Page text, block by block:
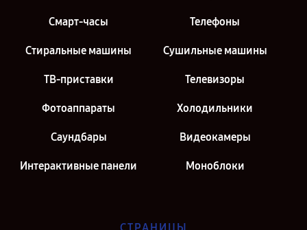
Смарт-часы Телефоны
Стиральные машины Сушильные машины
ТВ-приставки Телевизоры
Фотоаппараты Холодильники
Саундбары Видеокамеры
Интерактивные панели Моноблоки